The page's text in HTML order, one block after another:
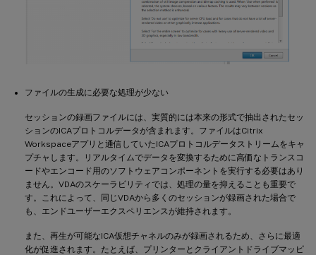
ファイルの生成に必要な処理が少ない
セッションの録画ファイルには、実質的には本来の形式で抽出されたセッ
ションのICAプロトコルデータが含まれます。ファイルはCitrix
Workspaceアプリと通信していたICAプロトコルデータストリームをキャ
プチャします。リアルタイムでデータを変換するために高価なトランスコ
ードやエンコード用のソフトウェアコンポーネントを実行する必要はあり
ません。VDAのスケーラビリティでは、処理の量を抑えることも重要で
す。これによって、同じVDAから多くのセッションが録画された場合で
も、エンドユーザーエクスペリエンスが維持されます。
また、再生が可能なICA仮想チャネルのみが録画されるため、さらに最適
化が促進されます。たとえば、プリンターとクライアントドライブマッピ